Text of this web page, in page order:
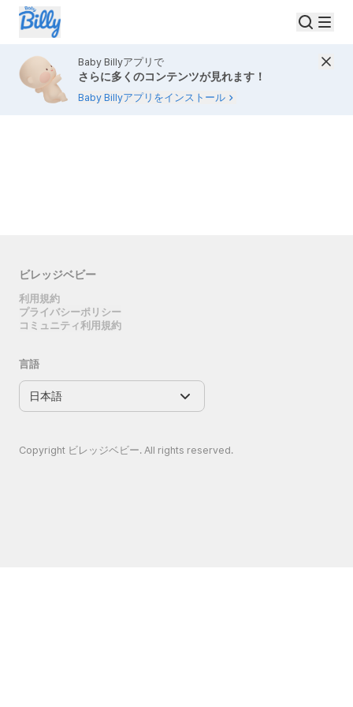
Baby Billyアプリで
さらに多くのコンテンツが見れます！
Baby Billyアプリをインストール
ビレッジベビー
利用規約
プライバシーポリシー
コミュニティ利用規約
言語
Copyright ビレッジベビー. All rights reserved.